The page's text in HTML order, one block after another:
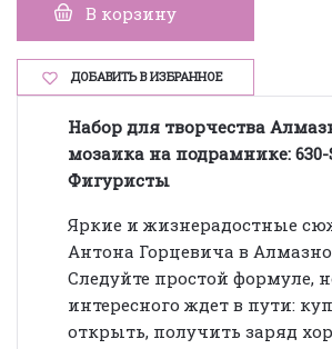
В корзину
ДОБАВИТЬ В ИЗБРАННОЕ
Набор для творчества
мозаика на подрамнике: 630-
Фигуристы
Яркие и жизнерадостные
Антона Горцевича в
Следуйте простой формуле,
интересного ждет в пути:
открыть, получить заряд